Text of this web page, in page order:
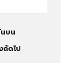
บน
ถัดไป